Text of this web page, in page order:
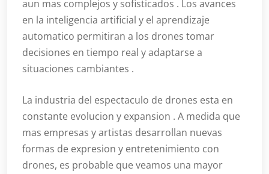
aun mas complejos y sofisticados . Los avances
en la inteligencia artificial y el aprendizaje
automatico permitiran a los drones tomar
decisiones en tiempo real y adaptarse a
situaciones cambiantes .
La industria del espectaculo de drones esta en
constante evolucion y expansion . A medida que
mas empresas y artistas desarrollan nuevas
formas de expresion y entretenimiento con
drones, es probable que veamos una mayor